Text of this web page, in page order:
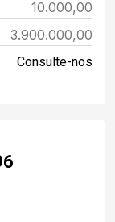
10.000,00
3.900.000,00
Consulte-nos